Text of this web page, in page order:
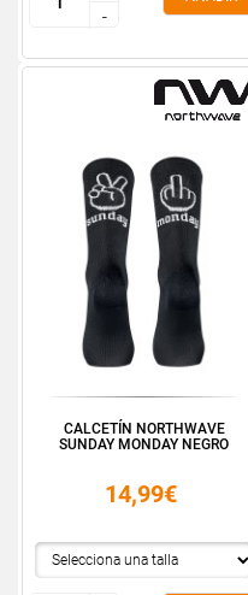
--
CALCETÍN NORTHWAVE
SUNDAY MONDAY NEGRO
14,99€